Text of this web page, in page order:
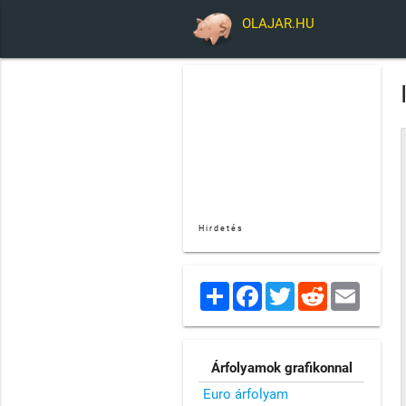
OLAJAR.HU
Hirdetés
Share Facebook
TwitterReddit
Árfolyamok grafikonnal
Euro árfolyam